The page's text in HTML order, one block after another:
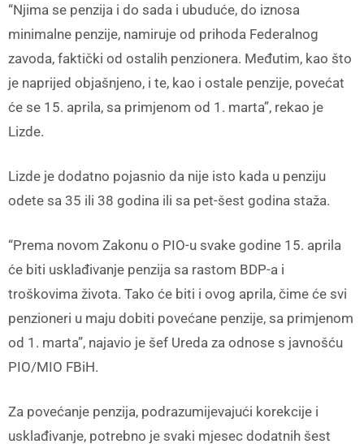
“Njima se penzija i do sada i ubuduće, do iznosa
minimalne penzije, namiruje od prihoda Federalnog
zavoda, faktički od ostalih penzionera. Međutim, kao što
je naprijed objašnjeno, i te, kao i ostale penzije, povećat
će se 15. aprila, sa primjenom od 1. marta”, rekao je
Lizde.
Lizde je dodatno pojasnio da nije isto kada u penziju
odete sa 35 ili 38 godina ili sa pet-šest godina staža.
“Prema novom Zakonu o PIO-u svake godine 15. aprila
će biti usklađivanje penzija sa rastom BDP-a i
troškovima života. Tako će biti i ovog aprila, čime će svi
penzioneri u maju dobiti povećane penzije, sa primjenom
od 1. marta”, najavio je šef Ureda za odnose s javnošću
PIO/MIO FBiH.
Za povećanje penzija, podrazumijevajući korekcije i
usklađivanje, potrebno je svaki mjesec dodatnih šest